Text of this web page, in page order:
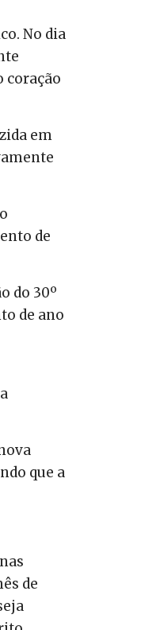
No dia
coração
em
de
do 30º
de ano
que a
de